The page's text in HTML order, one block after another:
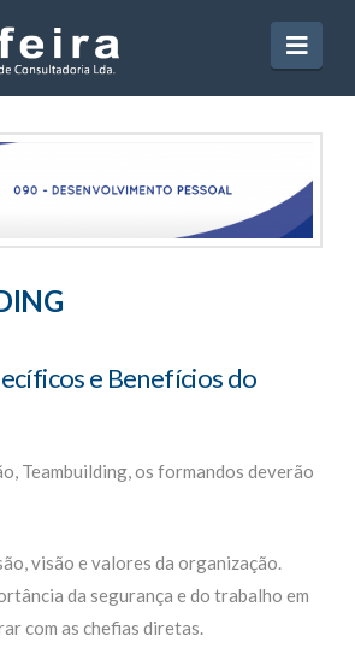
e Benefícios do
Teambuilding, os formandos deverão
visão e valores da organização.
da segurança e do trabalho em
com as chefias diretas.